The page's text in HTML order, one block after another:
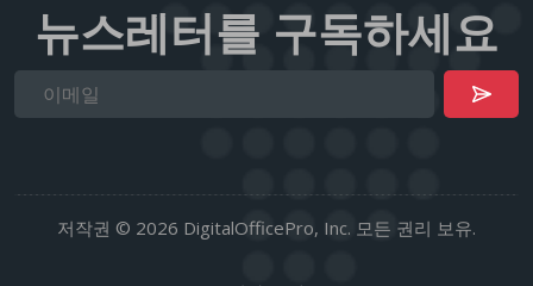
뉴스레터를 구독하세요
저작권 © 2026 DigitalOfficePro, Inc. 모든 권리 보유.